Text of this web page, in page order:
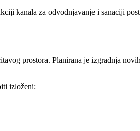
kanala za odvodnjavanje i sanaciji
prostora. Planirana je izgradnja
izloženi: